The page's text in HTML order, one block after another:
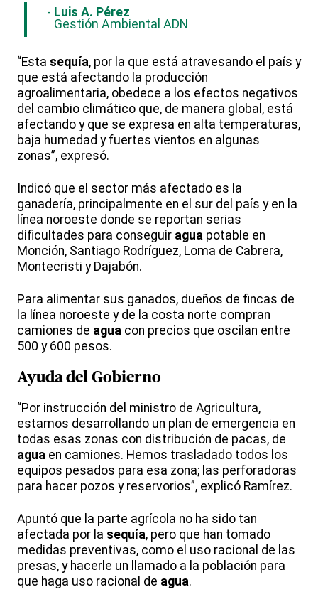
Luis A. Pérez
Gestión Ambiental ADN
“Esta sequía, por la que está atravesando el país y
que está afectando la producción
agroalimentaria, obedece a los efectos negativos
del cambio climático que, de manera global, está
afectando y que se expresa en alta temperaturas,
baja humedad y fuertes vientos en algunas
zonas”, expresó.
Indicó que el sector más afectado es la
ganadería, principalmente en el sur del país y en la
línea noroeste donde se reportan serias
dificultades para conseguir agua potable en
Monción, Santiago Rodríguez, Loma de Cabrera,
Montecristi y Dajabón.
Para alimentar sus ganados, dueños de fincas de
la línea noroeste y de la costa norte compran
camiones de agua con precios que oscilan entre
500 y 600 pesos.
Ayuda del Gobierno
“Por instrucción del ministro de Agricultura,
estamos desarrollando un plan de emergencia en
todas esas zonas con distribución de pacas, de
agua en camiones. Hemos trasladado todos los
equipos pesados para esa zona; las perforadoras
para hacer pozos y reservorios”, explicó Ramírez.
Apuntó que la parte agrícola no ha sido tan
afectada por la sequía, pero que han tomado
medidas preventivas, como el uso racional de las
presas, y hacerle un llamado a la población para
que haga uso racional de agua.